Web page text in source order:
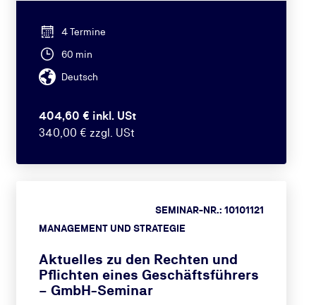
4 Termine
60 min
Deutsch
404,60 € inkl. USt
340,00 € zzgl. USt
MANAGEMENT UND STRATEGIE
SEMINAR-NR.: 10101121
Aktuelles zu den Rechten und
Pflichten eines Geschäftsführers
– GmbH-Seminar